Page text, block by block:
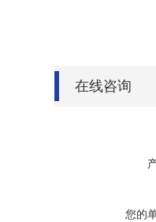
在线咨询
您的